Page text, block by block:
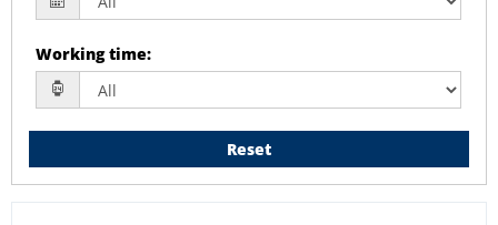
Working time:
Reset